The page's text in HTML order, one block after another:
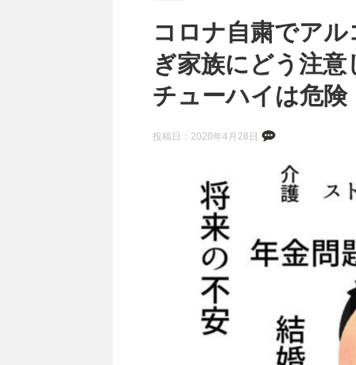
コロナ自粛でア
ぎ家族にどう注
チューハイは危険
投稿日： 2020年4月28日